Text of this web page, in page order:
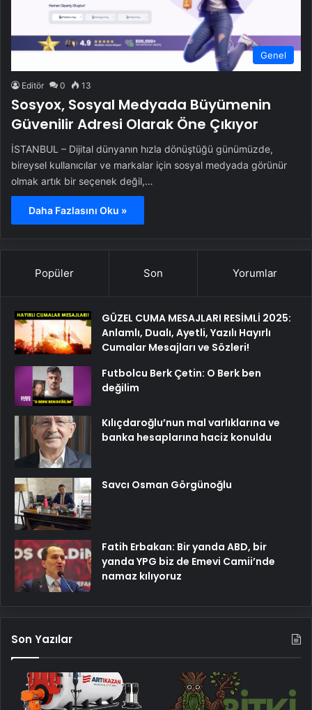
Genel
Editör 0 13
Sosyox, Sosyal Medyada Büyümenin
Güvenilir Adresi Olarak Öne Çıkıyor
İSTANBUL – Dijital dünyanın hızla dönüştüğü günümüzde,
bireysel kullanıcılar ve markalar için sosyal medyada görünür
olmak artık bir seçenek değil,…
Daha Fazlasını Oku »
Popüler Son Yorumlar
GÜZEL CUMA MESAJLARI RESİMLİ 2025:
Anlamlı, Dualı, Ayetli, Yazılı Hayırlı
Cumalar Mesajları ve Sözleri!
Futbolcu Berk Çetin: O Berk ben
değilim
Kılıçdaroğlu’nun mal varlıklarına ve
banka hesaplarına haciz konuldu
Savcı Osman Görgünoğlu
Fatih Erbakan: Bir yanda ABD, bir
yanda YPG biz de Emevi Camii’nde
namaz kılıyoruz
Son Yazılar